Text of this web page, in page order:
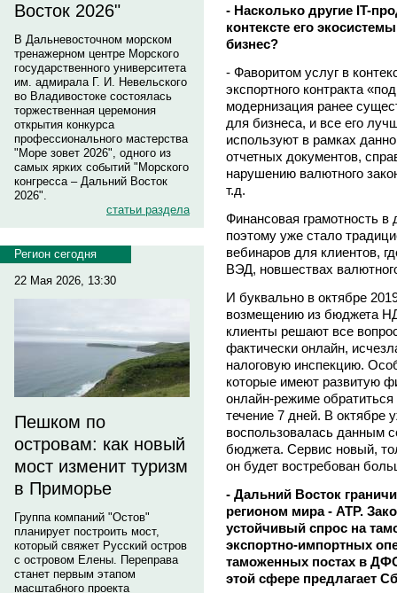
Восток 2026"
В Дальневосточном морском
тренажерном центре Морского
государственного университета
им. адмирала Г. И. Невельского
во Владивостоке состоялась
торжественная церемония
открытия конкурса
профессионального мастерства
"Море зовет 2026", одного из
самых ярких событий "Морского
конгресса – Дальний Восток
2026".
статьи раздела
Регион сегодня
22 Мая 2026, 13:30
Пешком по
островам: как новый
мост изменит туризм
в Приморье
Группа компаний "Остов"
планирует построить мост,
который свяжет Русский остров
с островом Елены. Переправа
станет первым этапом
масштабного проекта
- Насколько другие IT-
контексте его
бизнес?
- Фаворитом услуг в
экспортного контракта
модернизация ранее
для бизнеса, и все его
используют в рамках
отчетных документов,
нарушению валютного
т.д.
Финансовая грамотность
поэтому уже стало
вебинаров для клиентов,
ВЭД, новшествах
И буквально в октябре
возмещению из бюджета
клиенты решают все
фактически онлайн,
налоговую инспекцию.
которые имеют развитую
онлайн-режиме обратиться
течение 7 дней. В октябре
воспользовалась данным
бюджета. Сервис новый,
он будет востребован
- Дальний Восток
регионом мира - АТР.
устойчивый спрос на
экспортно-импортных
таможенных постах в
этой сфере предлагает